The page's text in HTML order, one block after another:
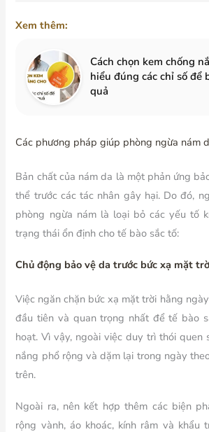
Xem thêm:
Cách chọn kem chống
hiểu đúng các chỉ số để
quả
Các phương pháp giúp phòng ngừa nám
Bản chất của nám da là một phản ứng
thể trước các tác nhân gây hại. Do đó,
phòng ngừa nám là loại bỏ các yếu tố
trạng thái ổn định cho tế bào sắc tố:
Chủ động bảo vệ da trước bức xạ mặt
Việc ngăn chặn bức xạ mặt trời hằng
đầu tiên và quan trọng nhất để tế bào
hoạt. Vì vậy, ngoài việc duy trì thói quen
nắng phổ rộng và dặm lại trong ngày
trên.
Ngoài ra, nên kết hợp thêm các biện
rộng vành, áo khoác, kính râm và khẩu